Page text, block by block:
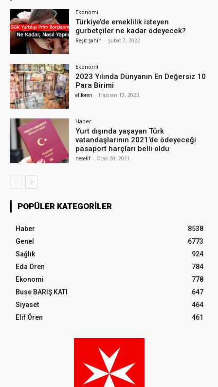
Ekonomi
Türkiye’de emeklilik isteyen
gurbetçiler ne kadar ödeyecek?
Reşit Şahin - Şubat 7, 2022
Ekonomi
2023 Yılında Dünyanın En Değersiz 10
Para Birimi
eliforen - Haziran 13, 2023
Haber
Yurt dışında yaşayan Türk
vatandaşlarının 2021’de ödeyeceği
pasaport harçları belli oldu
neselif - Ocak 20, 2021
POPÜLER KATEGORILER
Haber
8538
Genel
6773
Sağlık
924
Eda Ören
784
Ekonomi
778
Buse BARIŞ KATI
647
Siyaset
464
Elif Ören
461